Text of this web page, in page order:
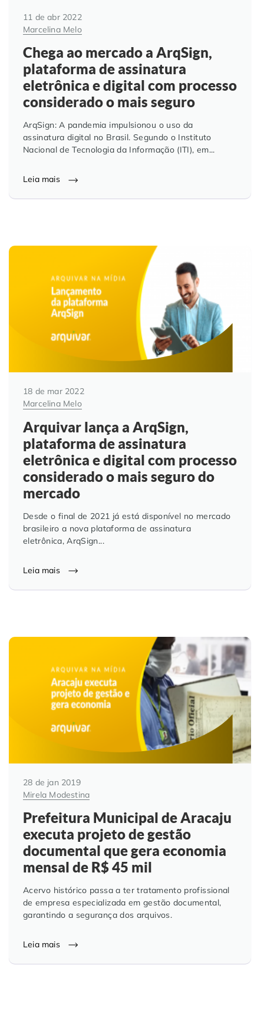
11 de abr 2022
Marcelina Melo
Chega ao mercado a ArqSign,
plataforma de assinatura
eletrônica e digital com processo
considerado o mais seguro
ArqSign: A pandemia impulsionou o uso da
assinatura digital no Brasil. Segundo o Instituto
Nacional de Tecnologia da Informação (ITI), em...
Leia mais
18 de mar 2022
Marcelina Melo
Arquivar lança a ArqSign,
plataforma de assinatura
eletrônica e digital com processo
considerado o mais seguro do
mercado
Desde o final de 2021 já está disponível no mercado
brasileiro a nova plataforma de assinatura
eletrônica, ArqSign...
Leia mais
28 de jan 2019
Mirela Modestina
Prefeitura Municipal de Aracaju
executa projeto de gestão
documental que gera economia
mensal de R$ 45 mil
Acervo histórico passa a ter tratamento profissional
de empresa especializada em gestão documental,
garantindo a segurança dos arquivos.
Leia mais